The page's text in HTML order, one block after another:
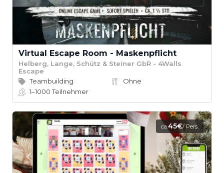
Virtual Escape Room - Maskenpflicht
Helberg, Lange, Schütz & Steiner GbR - 4Walls
Escape
Teambuilding
Ohne
1–1000Teilnehmer
ca.45€/ Pers.